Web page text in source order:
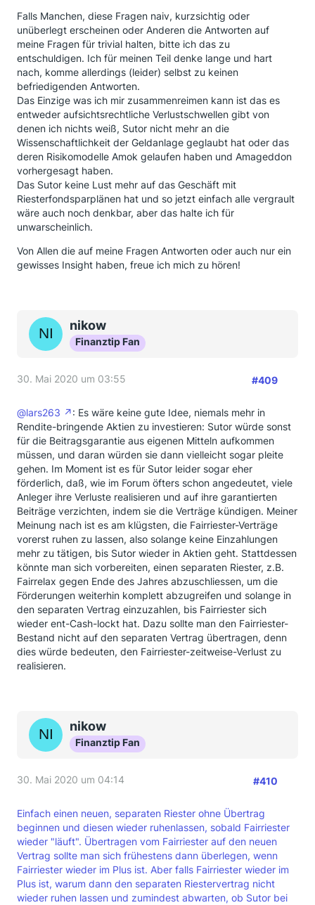
Falls Manchen, diese Fragen naiv, kurzsichtig oder
unüberlegt erscheinen oder Anderen die Antworten auf
meine Fragen für trivial halten, bitte ich das zu
entschuldigen. Ich für meinen Teil denke lange und hart
nach, komme allerdings (leider) selbst zu keinen
befriedigenden Antworten.
Das Einzige was ich mir zusammenreimen kann ist das es
entweder aufsichtsrechtliche Verlustschwellen gibt von
denen ich nichts weiß, Sutor nicht mehr an die
Wissenschaftlichkeit der Geldanlage geglaubt hat oder das
deren Risikomodelle Amok gelaufen haben und Amageddon
vorhergesagt haben.
Das Sutor keine Lust mehr auf das Geschäft mit
Riesterfondsparplänen hat und so jetzt einfach alle vergrault
wäre auch noch denkbar, aber das halte ich für
unwarscheinlich.
Von Allen die auf meine Fragen Antworten oder auch nur ein
gewisses Insight haben, freue ich mich zu hören!
nikow
Finanztip Fan
30. Mai 2020 um 03:55 #409
@lars263
: Es wäre keine gute Idee, niemals mehr in
Rendite-bringende Aktien zu investieren: Sutor würde sonst
für die Beitragsgarantie aus eigenen Mitteln aufkommen
müssen, und daran würden sie dann vielleicht sogar pleite
gehen. Im Moment ist es für Sutor leider sogar eher
förderlich, daß, wie im Forum öfters schon angedeutet, viele
Anleger ihre Verluste realisieren und auf ihre garantierten
Beiträge verzichten, indem sie die Verträge kündigen. Meiner
Meinung nach ist es am klügsten, die Fairriester-Verträge
vorerst ruhen zu lassen, also solange keine Einzahlungen
mehr zu tätigen, bis Sutor wieder in Aktien geht. Stattdessen
könnte man sich vorbereiten, einen separaten Riester, z.B.
Fairrelax gegen Ende des Jahres abzuschliessen, um die
Förderungen weiterhin komplett abzugreifen und solange in
den separaten Vertrag einzuzahlen, bis Fairriester sich
wieder ent-Cash-lockt hat. Dazu sollte man den Fairriester-
Bestand nicht auf den separaten Vertrag übertragen, denn
dies würde bedeuten, den Fairriester-zeitweise-Verlust zu
realisieren.
nikow
Finanztip Fan
30. Mai 2020 um 04:14 #410
Einfach einen neuen, separaten Riester ohne Übertrag
beginnen und diesen wieder ruhenlassen, sobald Fairriester
wieder "läuft". Übertragen vom Fairriester auf den neuen
Vertrag sollte man sich frühestens dann überlegen, wenn
Fairriester wieder im Plus ist. Aber falls Fairriester wieder im
Plus ist, warum dann den separaten Riestervertrag nicht
wieder ruhen lassen und zumindest abwarten, ob Sutor bei